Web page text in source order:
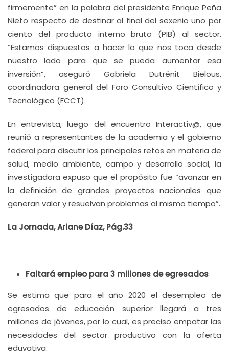
firmemente” en la palabra del presidente Enrique Peña
Nieto respecto de destinar al final del sexenio uno por
ciento del producto interno bruto (PIB) al sector.
“Estamos dispuestos a hacer lo que nos toca desde
nuestro lado para que se pueda aumentar esa
inversión”, aseguró Gabriela Dutrénit Bielous,
coordinadora general del Foro Consultivo Científico y
Tecnológico (FCCT).
En entrevista, luego del encuentro Interactiv@, que
reunió a representantes de la academia y el gobierno
federal para discutir los principales retos en materia de
salud, medio ambiente, campo y desarrollo social, la
investigadora expuso que el propósito fue “avanzar en
la definición de grandes proyectos nacionales que
generan valor y resuelvan problemas al mismo tiempo”.
La Jornada, Ariane Díaz, Pág.33
Faltará empleo para 3 millones de egresados
Se estima que para el año 2020 el desempleo de
egresados de educación superior llegará a tres
millones de jóvenes, por lo cual, es preciso empatar las
necesidades del sector productivo con la oferta
eduvativa.